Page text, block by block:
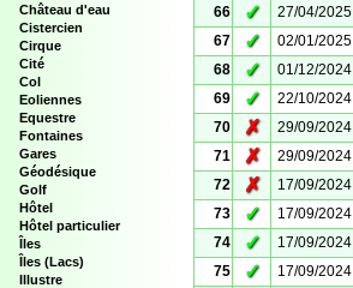
Château d'eau
Cistercien
Cirque
Cité
Col
Eoliennes
Equestre
Fontaines
Gares
Géodésique
Golf
Hôtel
Hôtel particulier
Îles
Îles (Lacs)
Illustre
66
✓ 27/04/2025
67
✓ 02/01/2025
68
✓ 01/12/2024
69
✓ 22/10/2024
70
✗ 29/09/2024
71
✗ 29/09/2024
72
✗ 17/09/2024
73
✓ 17/09/2024
74
✓ 17/09/2024
75
✓ 17/09/2024